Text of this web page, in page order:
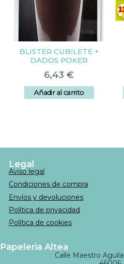
BLISTER CUBILETE +
DADOS POKER
6,43 €
Añadir al carrito
Legal
Aviso legal
Condiciones de compra
Envíos y devoluciones
Política de privacidad
Política de cookies
Papeleria Altea
Calle Maestro